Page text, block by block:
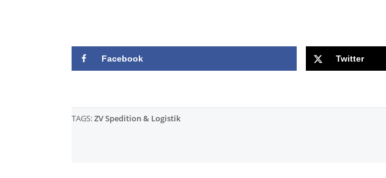
Facebook Twitter
TAGS:ZV Spedition & Logistik